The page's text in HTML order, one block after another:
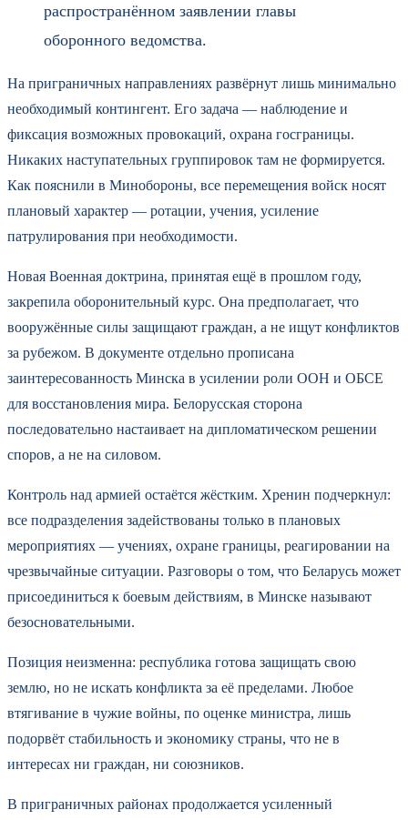
распространённом заявлении главы
оборонного ведомства.
На приграничных направлениях развёрнут лишь минимально
необходимый контингент. Его задача — наблюдение и
фиксация возможных провокаций, охрана госграницы.
Никаких наступательных группировок там не формируется.
Как пояснили в Минобороны, все перемещения войск носят
плановый характер — ротации, учения, усиление
патрулирования при необходимости.
Новая Военная доктрина, принятая ещё в прошлом году,
закрепила оборонительный курс. Она предполагает, что
вооружённые силы защищают граждан, а не ищут конфликтов
за рубежом. В документе отдельно прописана
заинтересованность Минска в усилении роли ООН и ОБСЕ
для восстановления мира. Белорусская сторона
последовательно настаивает на дипломатическом решении
споров, а не на силовом.
Контроль над армией остаётся жёстким. Хренин подчеркнул:
все подразделения задействованы только в плановых
мероприятиях — учениях, охране границы, реагировании на
чрезвычайные ситуации. Разговоры о том, что Беларусь может
присоединиться к боевым действиям, в Минске называют
безосновательными.
Позиция неизменна: республика готова защищать свою
землю, но не искать конфликта за её пределами. Любое
втягивание в чужие войны, по оценке министра, лишь
подорвёт стабильность и экономику страны, что не в
интересах ни граждан, ни союзников.
В приграничных районах продолжается усиленный